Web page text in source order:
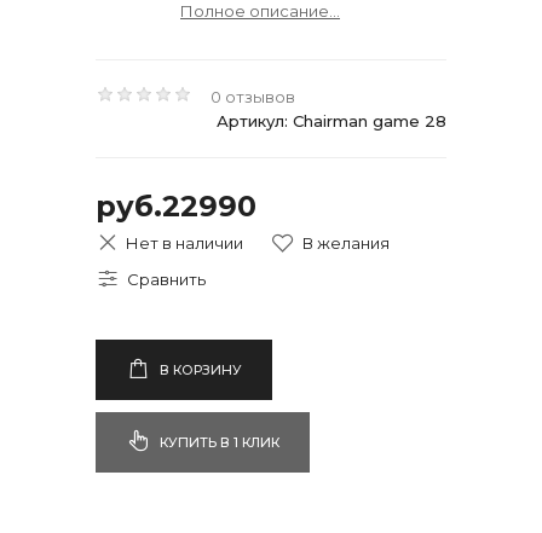
Полное описание...
0 отзывов
Артикул: Chairman game 28
руб.22990
Нет в наличии
В КОРЗИНУ
КУПИТЬ В 1 КЛИК